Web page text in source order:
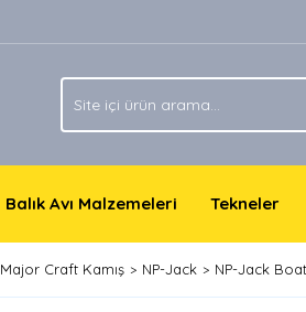
Balık Avı Malzemeleri Tekneler
Major Craft Kamış NP-Jack NP-Jack